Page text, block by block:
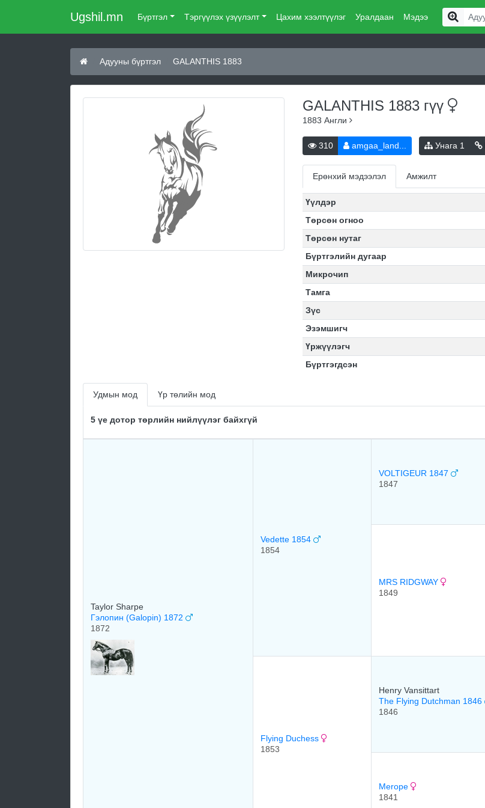
Ugshil.mn Бүртгэл Тэргүүлэх үзүүлэлт Цахим хээлтүүлэг Уралдаан Мэдээ
Адууны бүртгэл GALANTHIS 1883
GALANTHIS 1883 гүү
1883 Англи
310 amgaa_land... Унага 1
Ерөнхий мэдээлэл Амжилт
Үүлдэр
Төрсөн огноо
Төрсөн нутаг
Бүртгэлийн дугаар
Микрочип
Тамга
Зүс
Эзэмшигч
Үржүүлэгч
Бүртгэгдсэн
Удмын мод Үр төлийн мод
5 үе дотор төрлийн нийлүүлэг байхгүй
Taylor Sharpe
Гэлопин (Galopin) 1872
1872
Vedette 1854
1854
VOLTIGEUR 1847
1847
MRS RIDGWAY
1849
Flying Duchess
1853
Henry Vansittart
The Flying Dutchman 1846
1846
Merope
1841